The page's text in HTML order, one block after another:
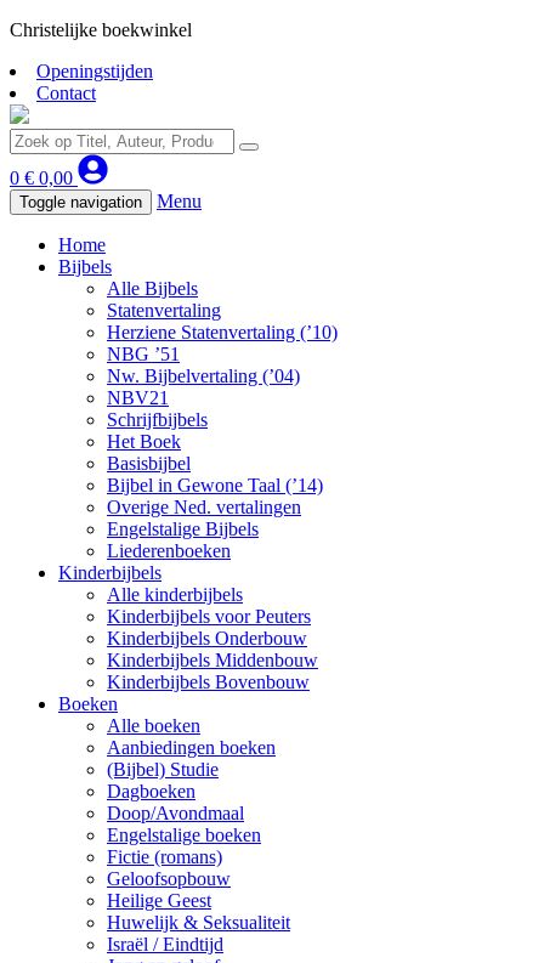
Christelijke boekwinkel
Openingstijden
Contact
0 € 0,00
Toggle navigation Menu
Home
Bijbels
Alle Bijbels
Statenvertaling
Herziene Statenvertaling (’10)
NBG ’51
Nw. Bijbelvertaling (’04)
NBV21
Schrijfbijbels
Het Boek
Basisbijbel
Bijbel in Gewone Taal (’14)
Overige Ned. vertalingen
Engelstalige Bijbels
Liederenboeken
Kinderbijbels
Alle kinderbijbels
Kinderbijbels voor Peuters
Kinderbijbels Onderbouw
Kinderbijbels Middenbouw
Kinderbijbels Bovenbouw
Boeken
Alle boeken
Aanbiedingen boeken
(Bijbel) Studie
Dagboeken
Doop/Avondmaal
Engelstalige boeken
Fictie (romans)
Geloofsopbouw
Heilige Geest
Huwelijk & Seksualiteit
Israël / Eindtijd